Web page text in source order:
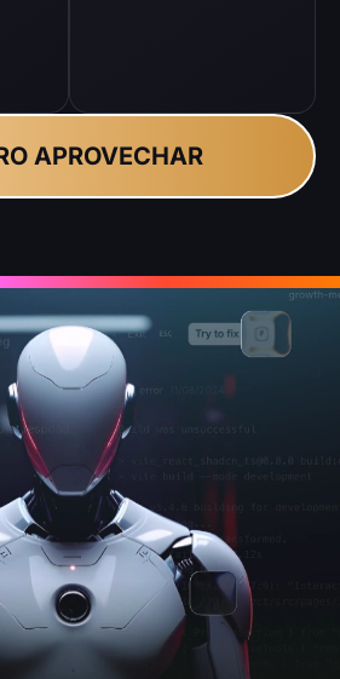
APROVECHAR